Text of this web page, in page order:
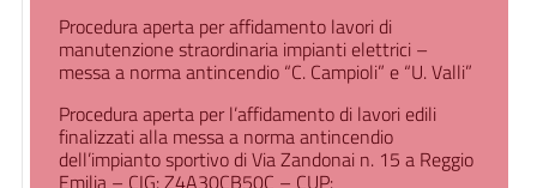
Procedura aperta per affidamento lavori di
manutenzione straordinaria impianti elettrici –
messa a norma antincendio “C. Campioli” e “U. Valli”
Procedura aperta per l’affidamento di lavori edili
finalizzati alla messa a norma antincendio
dell’impianto sportivo di Via Zandonai n. 15 a Reggio
Emilia – CIG: Z4A30CB50C – CUP: